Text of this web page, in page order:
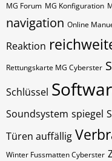
MG Forum MG Konfiguration
navigation Online
Reaktion
Rettungskarte MG Cyberster
Schlüssel
Soundsystem spiegel
Türen auffällig
Winter Fussmatten Cyberster